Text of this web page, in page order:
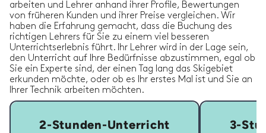
arbeiten und Lehrer anhand ihrer Profile, Bewertungen
von früheren Kunden und ihrer Preise vergleichen. Wir
haben die Erfahrung gemacht, dass die Buchung des
richtigen Lehrers für Sie zu einem viel besseren
Unterrichtserlebnis führt. Ihr Lehrer wird in der Lage sein,
den Unterricht auf Ihre Bedürfnisse abzustimmen, egal ob
Sie ein Experte sind, der einen Tag lang das Skigebiet
erkunden möchte, oder ob es Ihr erstes Mal ist und Sie an
Ihrer Technik arbeiten möchten.
2-Stunden-Unterricht 3-